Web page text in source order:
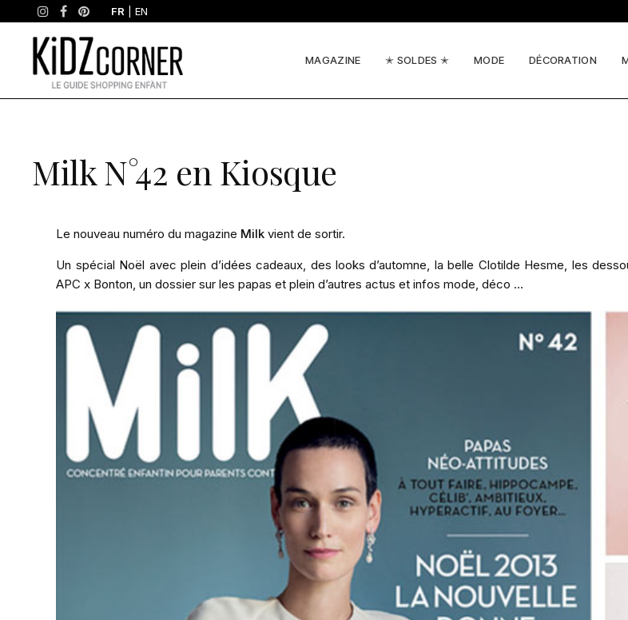
FR |EN
MAGAZINE ✭ SOLDES ✭ MODE DÉCORATION
Milk N°42 en Kiosque
Le nouveau numéro du magazine Milk vient de sortir.
Un spécial Noël avec plein d’idées cadeaux, des looks d’automne, la belle Clotilde Hesme, les
APC x Bonton, un dossier sur les papas et plein d’autres actus et infos mode, déco …